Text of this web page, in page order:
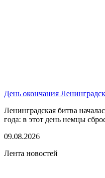
День окончания
Ленинградская битва
года: в этот день немцы
09.08.2026
Лента новостей